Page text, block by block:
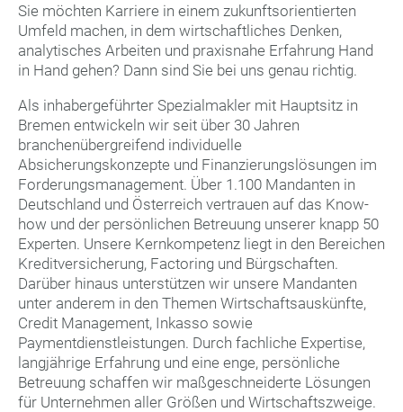
Sie möchten Karriere in einem zukunftsorientierten
Umfeld machen, in dem wirtschaftliches Denken,
analytisches Arbeiten und praxisnahe Erfahrung Hand
in Hand gehen? Dann sind Sie bei uns genau richtig.
Als inhabergeführter Spezialmakler mit Hauptsitz in
Bremen entwickeln wir seit über 30 Jahren
branchenübergreifend individuelle
Absicherungskonzepte und Finanzierungslösungen im
Forderungsmanagement. Über 1.100 Mandanten in
Deutschland und Österreich vertrauen auf das Know-
how und der persönlichen Betreuung unserer knapp 50
Experten. Unsere Kernkompetenz liegt in den Bereichen
Kreditversicherung, Factoring und Bürgschaften.
Darüber hinaus unterstützen wir unsere Mandanten
unter anderem in den Themen Wirtschaftsauskünfte,
Credit Management, Inkasso sowie
Paymentdienstleistungen. Durch fachliche Expertise,
langjährige Erfahrung und eine enge, persönliche
Betreuung schaffen wir maßgeschneiderte Lösungen
für Unternehmen aller Größen und Wirtschaftszweige.